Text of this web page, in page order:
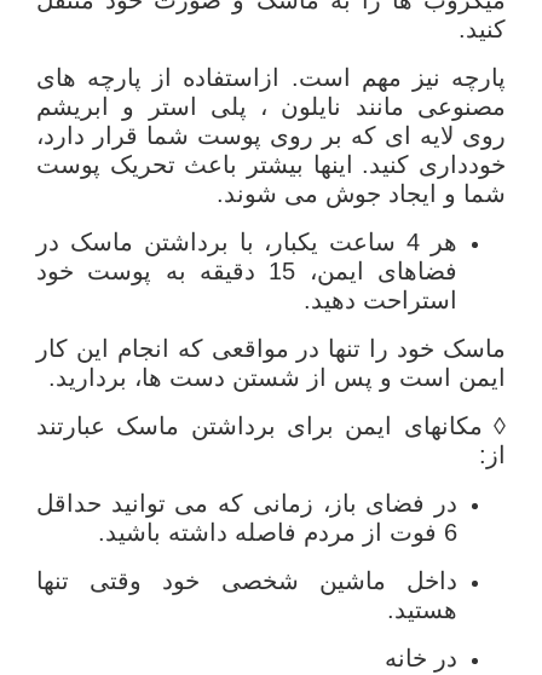
کنید.
پارچه نیز مهم است. ازاستفاده از پارچه های
مصنوعی مانند نایلون ، پلی استر و ابریشم
روی لایه ای که بر روی پوست شما قرار دارد،
خودداری کنید. اینها بیشتر باعث تحریک پوست
شما و ایجاد جوش می شوند.
هر 4 ساعت یکبار، با برداشتن ماسک در
فضاهای ایمن، 15 دقیقه به پوست خود
استراحت دهید.
ماسک خود را تنها در مواقعی که انجام این کار
ایمن است و پس از شستن دست ها، بردارید.
◊ مکانهای ایمن برای برداشتن ماسک عبارتند
از:
در فضای باز، زمانی که می توانید حداقل
6 فوت از مردم فاصله داشته باشید.
داخل ماشین شخصی خود وقتی تنها
هستید.
در خانه